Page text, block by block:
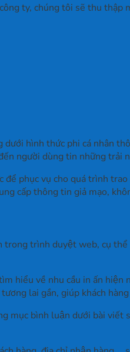
ty, chúng tôi sẽ thu
hình thức phi cá nhân
người dùng tin những trải
phục vụ cho quá trình
cấp thông tin giả mạo,
trình duyệt web, cụ
hiểu về nhu cầu in ấn hiện
lai gần, giúp khách
mục bình luận dưới bài